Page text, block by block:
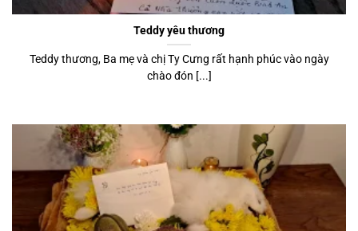
Teddy yêu thương
Teddy thương, Ba mẹ và chị Ty Cưng rất hạnh phúc vào ngày
chào đón [...]